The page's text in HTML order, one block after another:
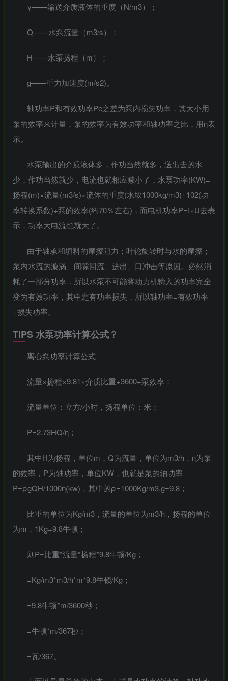
仿象牙
檀木黑
三角钢
乐器
音破壁机
1.75L大容量
多功能豆浆料
￥ 299
￥0.00
蛇
农家野生纯天
然放养老桶蜂
￥0.00
机器人小初高
学习管理神器
γ——输送介质液体的重度（N/m3）；
Q——水泵流量（m3/s）；
H——水泵扬程（m）；
g——重力加速度(m/s2)。
轴功率P和有效功率Pe之差为泵内损失功率，其大小用
泵的效率来计量，泵的效率为有效功率和轴功率之比，用η表
示。
水泵输出的介质液体多，作功当然就多，送出去的水
少，作功当然就少，电流也就相应减小了，水泵功率(KW)=
扬程(m)×流量(m3/s)×流体的重度(水取1000kg/m3)÷102(功
率转换系数)÷泵的效率(约70％左右)，而电机功率P=I×U去表
示，功率大电流也就大了。
由于轴承和填料的摩擦阻力；叶轮旋转时与水的摩擦；
泵内水流的漩涡、间隙回流、进出、口冲击等原因。必然消
耗了一部分功率，所以水泵不可能将动力机输入的功率完全
变为有效功率，其中定有功率损失，所以轴功率=有效功率
+损失功率。
TIPS 水泵功率计算公式？
离心泵功率计算公式
流量×扬程×9.81×介质比重÷3600÷泵效率；
流量单位：立方/小时，扬程单位：米；
P=2.73HQ/η；
其中H为扬程，单位m，Q为流量，单位为m3/h，η为泵
的效率，P为轴功率，单位KW，也就是泵的轴功率
P=ρgQH/1000η(kw)，其中的ρ=1000Kg/m3,g=9.8；
比重的单位为Kg/m3，流量的单位为m3/h，扬程的单位
为m，1Kg=9.8牛顿；
则P=比重*流量*扬程*9.8牛顿/Kg；
=Kg/m3*m3/h*m*9.8牛顿/Kg；
=9.8牛顿*m/3600秒；
=牛顿*m/367秒；
=瓦/367。